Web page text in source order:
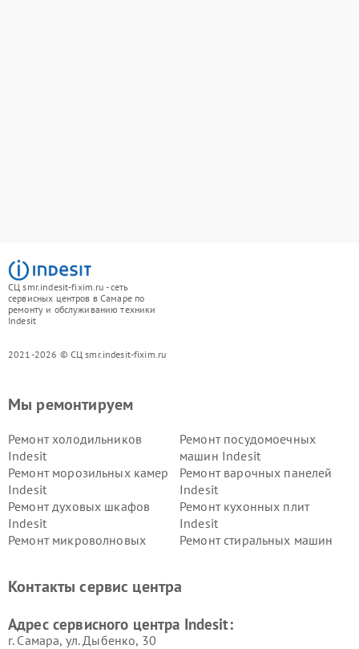
СЦ smr.indesit-fixim.ru - сеть
сервисных центров в Самаре по
ремонту и обслуживанию техники
Indesit
2021-2026 © СЦ smr.indesit-fixim.ru
Мы ремонтируем
Ремонт холодильников
Indesit
Ремонт посудомоечных
машин Indesit
Ремонт морозильных камер
Indesit
Ремонт варочных панелей
Indesit
Ремонт духовых шкафов
Indesit
Ремонт кухонных плит
Indesit
Ремонт микроволновых
Ремонт стиральных машин
Indesit
Indesit
Контакты сервис центра
Адрес сервисного центра Indesit:
г. Самара, ул. Дыбенко, 30